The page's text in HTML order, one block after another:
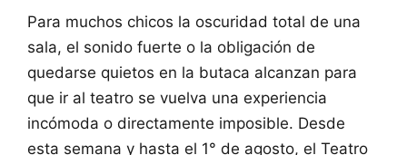
Para muchos chicos la oscuridad total de una
sala, el sonido fuerte o la obligación de
quedarse quietos en la butaca alcanzan para
que ir al teatro se vuelva una experiencia
incómoda o directamente imposible. Desde
esta semana y hasta el 1° de agosto, el Teatro